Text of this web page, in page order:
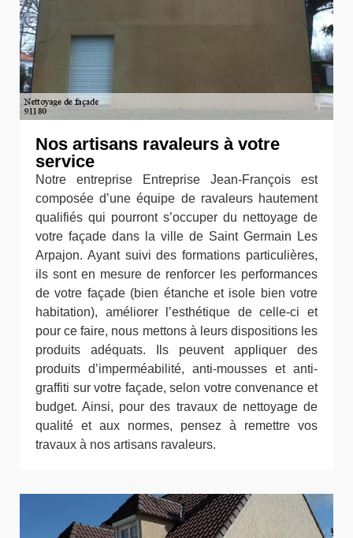
Nos artisans ravaleurs à votre
service
Notre entreprise Entreprise Jean-François est
composée d’une équipe de ravaleurs hautement
qualifiés qui pourront s’occuper du nettoyage de
votre façade dans la ville de Saint Germain Les
Arpajon. Ayant suivi des formations particulières,
ils sont en mesure de renforcer les performances
de votre façade (bien étanche et isole bien votre
habitation), améliorer l’esthétique de celle-ci et
pour ce faire, nous mettons à leurs dispositions les
produits adéquats. Ils peuvent appliquer des
produits d’imperméabilité, anti-mousses et anti-
graffiti sur votre façade, selon votre convenance et
budget. Ainsi, pour des travaux de nettoyage de
qualité et aux normes, pensez à remettre vos
travaux à nos artisans ravaleurs.